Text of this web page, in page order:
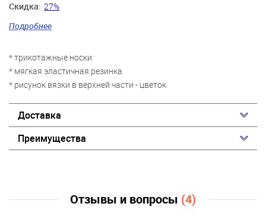
Скидка: 27%
Девочки
Возраст: 3 года-4 года, 5 лет-6 лет, 7 лет-8 лет
Подробнее
* трикотажные носки
* мягкая эластичная резинка
* рисунок вязки в верхней части - цветок
Доставка
Преимущества
Отзывы и вопросы (4)